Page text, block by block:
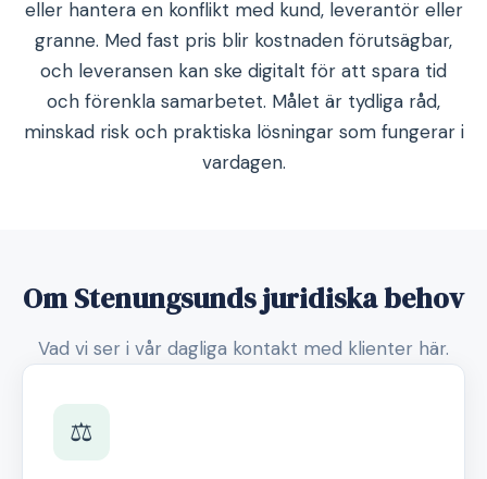
eller hantera en konflikt med kund, leverantör eller
granne. Med fast pris blir kostnaden förutsägbar,
och leveransen kan ske digitalt för att spara tid
och förenkla samarbetet. Målet är tydliga råd,
minskad risk och praktiska lösningar som fungerar i
vardagen.
Om Stenungsunds juridiska behov
Vad vi ser i vår dagliga kontakt med klienter här.
⚖️